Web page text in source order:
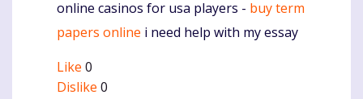
Komentaras
online casinos for usa players - buy term
papers online i need help with my essay
Like 0
Dislike 0